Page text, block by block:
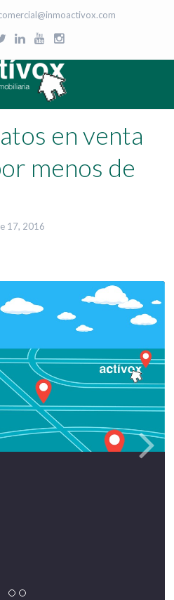
en venta
menos de
17, 2016